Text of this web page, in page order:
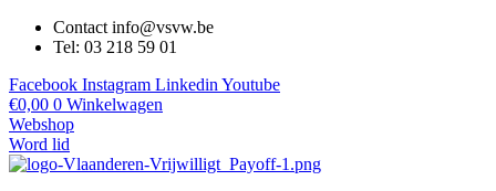
Contact info@vsvw.be
Tel: 03 218 59 01
Facebook Instagram Linkedin Youtube
€0,00 0 Winkelwagen
Webshop
Word lid